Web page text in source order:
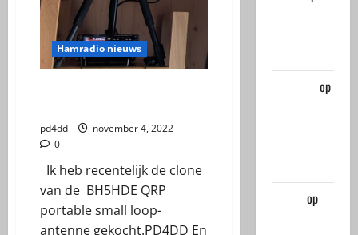
Hamradio nieuws
pd4dd
november 4, 2022
0
Ik heb recentelijk de clone
van de BH5HDE QRP
portable small loop-
antenne gekocht.PD4DD En
op
op